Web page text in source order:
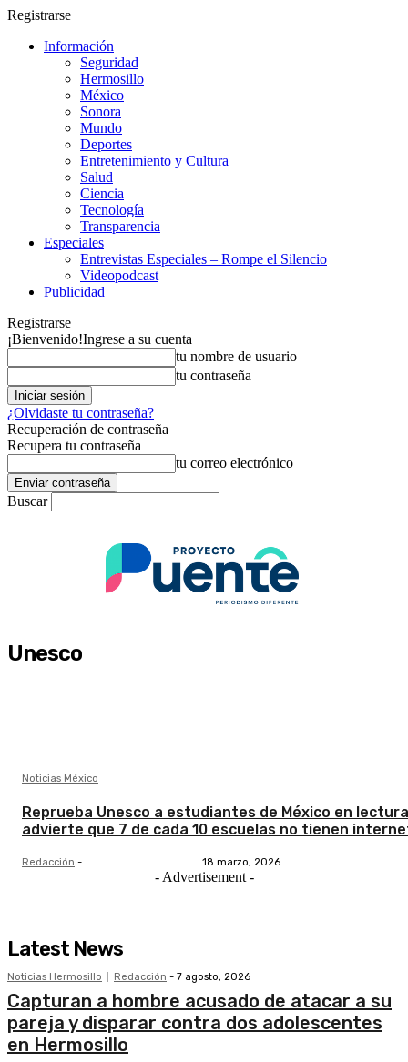
Registrarse
Información
Seguridad
Hermosillo
México
Sonora
Mundo
Deportes
Entretenimiento y Cultura
Salud
Ciencia
Tecnología
Transparencia
Especiales
Entrevistas Especiales – Rompe el Silencio
Videopodcast
Publicidad
Registrarse
¡Bienvenido!Ingrese a su cuenta
tu nombre de usuario
tu contraseña
¿Olvidaste tu contraseña?
Recuperación de contraseña
Recupera tu contraseña
tu correo electrónico
Buscar
Unesco
Noticias México
Reprueba Unesco a estudiantes de México en
advierte que 7 de cada 10 escuelas no tienen
Redacción - 18 marzo, 2026
- Advertisement -
Latest News
Noticias Hermosillo Redacción - 7 agosto, 2026
Capturan a hombre acusado de atacar a su
pareja y disparar contra dos adolescentes
en Hermosillo